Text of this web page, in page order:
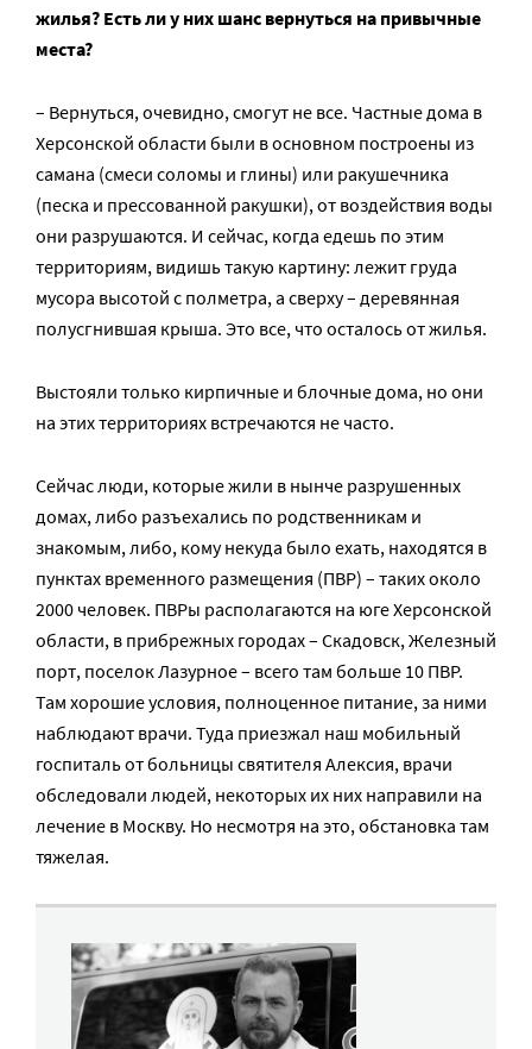
жилья? Есть ли у них шанс вернуться на привычные
места?
– Вернуться, очевидно, смогут не все. Частные дома в
Херсонской области были в основном построены из
самана (смеси соломы и глины) или ракушечника
(песка и прессованной ракушки), от воздействия воды
они разрушаются. И сейчас, когда едешь по этим
территориям, видишь такую картину: лежит груда
мусора высотой с полметра, а сверху – деревянная
полусгнившая крыша. Это все, что осталось от жилья.
Выстояли только кирпичные и блочные дома, но они
на этих территориях встречаются не часто.
Сейчас люди, которые жили в нынче разрушенных
домах, либо разъехались по родственникам и
знакомым, либо, кому некуда было ехать, находятся в
пунктах временного размещения (ПВР) – таких около
2000 человек. ПВРы располагаются на юге Херсонской
области, в прибрежных городах – Скадовск, Железный
порт, поселок Лазурное – всего там больше 10 ПВР.
Там хорошие условия, полноценное питание, за ними
наблюдают врачи. Туда приезжал наш мобильный
госпиталь от больницы святителя Алексия, врачи
обследовали людей, некоторых их них направили на
лечение в Москву. Но несмотря на это, обстановка там
тяжелая.